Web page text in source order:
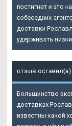
постигнет и это
собеседник
доставки
удерживать
отзыв оставил(а)
Большинство
доставках
известны какой